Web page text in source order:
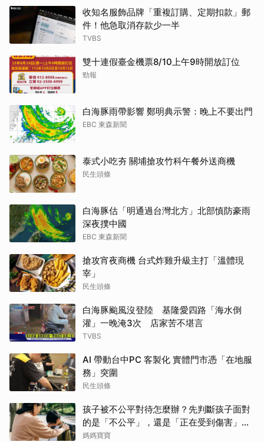
收知名服飾品牌「重複訂購、定期扣款」郵
件！他急取消存款少一半
TVBS
雙十連假臺金機票8/10上午9時開放訂位
勁報
白海豚雨帶影響 鄭明典示警：晚上不要出門
EBC 東森新聞
泰式小吃夯 關埔搶攻竹科午餐外送商機
民生頭條
白海豚估「明通過台灣北方」北部慎防豪雨
深夜撲中國
EBC 東森新聞
搶攻宵夜商機 台式炸雞升級主打「溫體現
宰」
民生頭條
白海豚颱風沒登陸 基隆愛四路「海水倒
灌」一晚淹3次 店家苦不堪言
TVBS
AI 帶動台中PC 客製化 實體門市憑「在地服
務」突圍
民生頭條
孩子被不公平對待怎麼辦？先判斷孩子面對
的是「不公平」，還是「正在受到傷害」？
處理方式完全不同
媽媽寶寶